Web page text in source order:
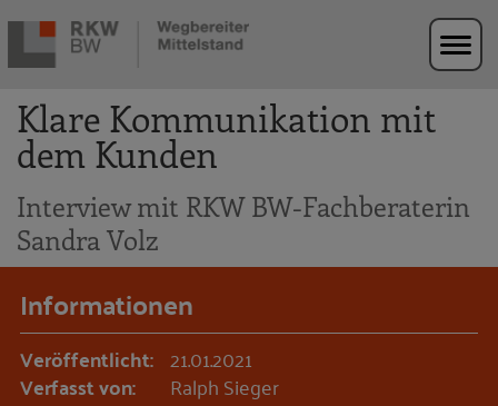
Zur Navigation springen
Zum Hauptinhalt springen
Klare Kommunikation mit
dem Kunden
Interview mit RKW BW-Fachberaterin
Sandra Volz
Informationen
Veröffentlicht: 21.01.2021
Verfasst von: Ralph Sieger